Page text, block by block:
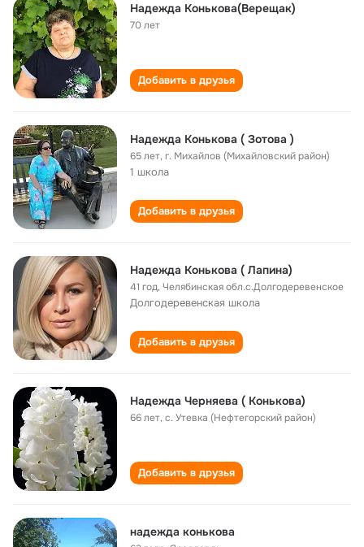
Надежда Конькова(Верещак)
70 лет
Добавить в друзья
Надежда Конькова ( Зотова )
65 лет,г. Михайлов (Михайловский район)
1 школа
Добавить в друзья
Надежда Конькова ( Лапина)
41 год,Челябинская обл.с.Долгодеревенское
Долгодеревенская школа
Добавить в друзья
Надежда Черняева ( Конькова)
66 лет,с. Утевка (Нефтегорский район)
Добавить в друзья
надежда конькова